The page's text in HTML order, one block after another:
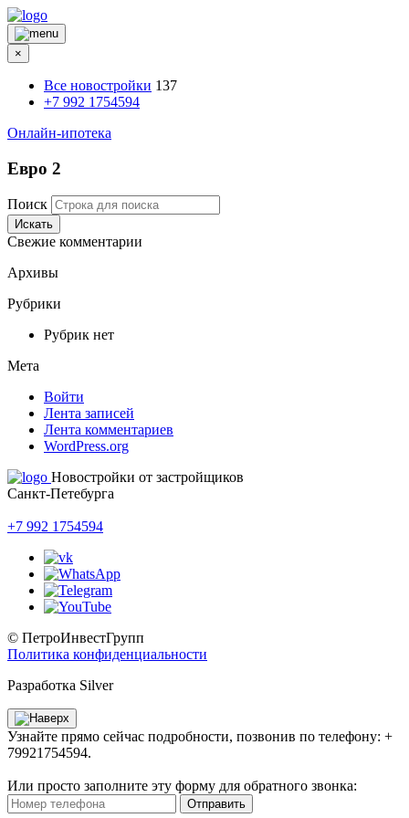
×
Все новостройки 137
+7 992 1754594
Онлайн-ипотека
Евро 2
Поиск
Искать
Свежие комментарии
Архивы
Рубрики
Рубрик нет
Мета
Войти
Лента записей
Лента комментариев
WordPress.org
Новостройки от застройщиков
Санкт-Петебурга
+7 992 1754594
© ПетроИнвестГрупп
Политика конфиденциальности
Разработка Silver
Узнайте прямо сейчас подробности, позвонив по телефону: +
79921754594.
Или просто заполните эту форму для обратного звонка:
Отправить